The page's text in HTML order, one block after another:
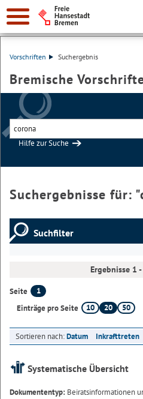
Vorschriften Suchergebnis
Bremische
Hilfe zur Suche
Suchergebnisse für: "
Suchfilter
Ergebnisse 1
Seite
1
Einträge pro Seite
10 20 50
Sortieren nach:Datum Inkrafttreten
Systematische Übersicht
Dokumententyp: Beiratsinformationen